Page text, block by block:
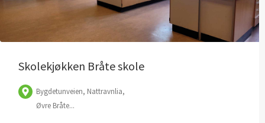
Skolekjøkken Bråte skole
Bygdetunveien, Nattravnlia,
Øvre Bråte...